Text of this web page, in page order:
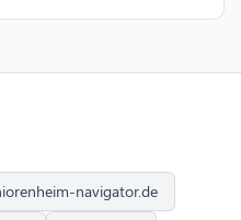
navigator.de